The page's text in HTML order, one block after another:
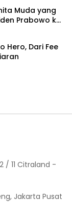
Muda yang
Prabowo ke
Hero, Dari Fee
/ 11 Citraland -
Jakarta Pusat